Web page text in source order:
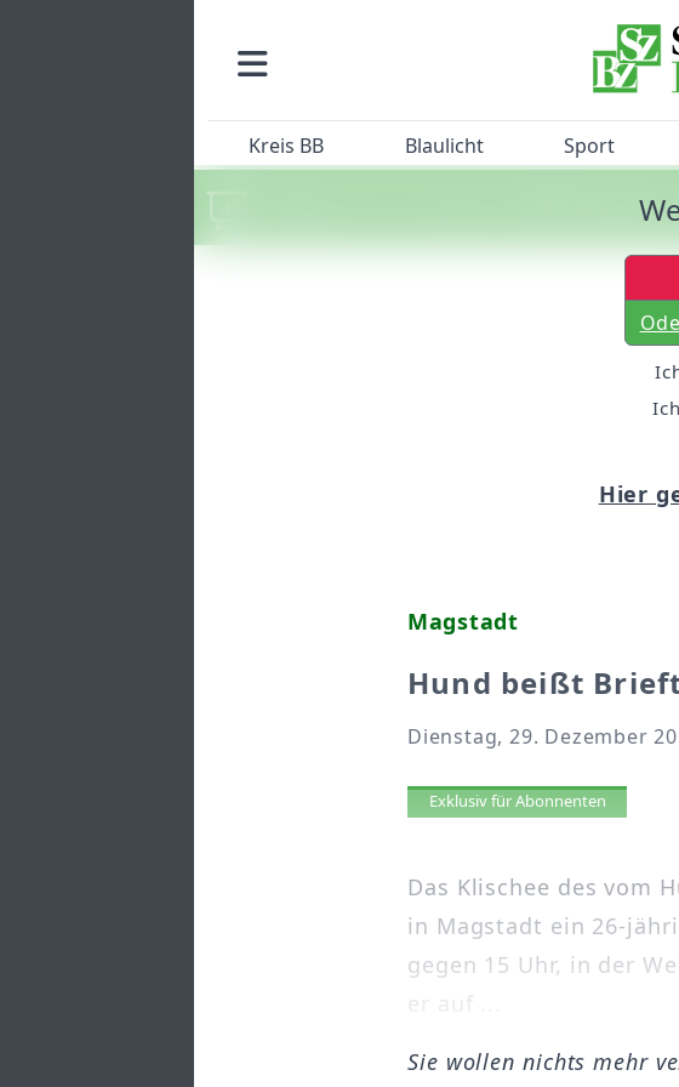
Kreis BB Blaulicht Sport
Machen Sie mit beim SZ/BZ-
Magstadt
Hund beißt
Dienstag, 29. Dezember
Artikel vorlesen
Exklusiv für Abonnenten
Das Klischee des vom
in Magstadt ein 26-
gegen 15 Uhr, in der
er auf ...
Hier
Sie wollen nichts mehr